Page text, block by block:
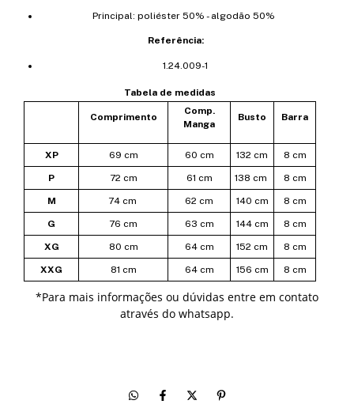
Principal: poliéster 50% - algodão 50%
Referência:
1.24.009-1
Tabela de medidas
Comprimento
Comp.
Manga
Busto Barra
XP 69 cm 60 cm 132 cm 8 cm
P 72 cm 61 cm 138 cm 8 cm
M 74 cm 62 cm 140 cm 8 cm
G 76 cm 63 cm 144 cm 8 cm
XG 80 cm 64 cm 152 cm 8 cm
XXG 81 cm 64 cm 156 cm 8 cm
*Para mais informações ou dúvidas entre em contato
através do whatsapp.